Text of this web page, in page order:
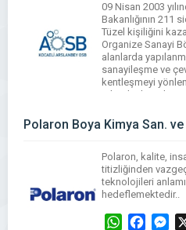
09 Nisan 2003
Bakanlığının 211
Tüzel kişiliğini
Organize Sanayi
alanlarda
sanayileşme ve
kentleşmeyi
teknolojilerinden
geliştirilmesi
Arslanbey OSB […]
WhatsApp
Polaron Boya Kimya San.
Polaron, kalite,
titizliğinden
teknolojileri
hedeflemektedir..
WhatsApp